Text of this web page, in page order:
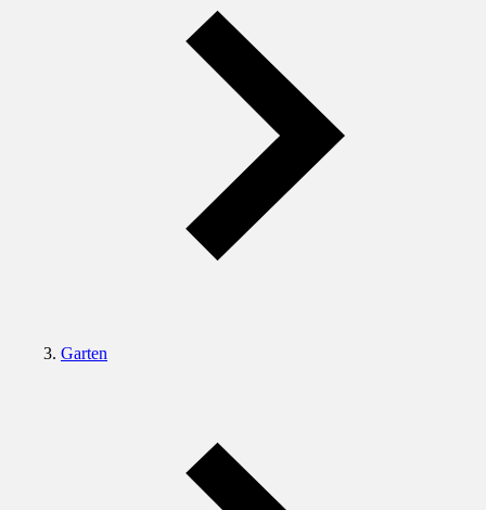
Garten